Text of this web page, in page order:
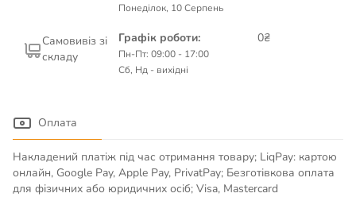
Понеділок, 10 Серпень
Самовивіз зі
складу
Графік роботи:
Пн-Пт: 09:00 - 17:00
Сб, Нд - вихідні
0₴
Оплата
Накладений платіж під час отримання товару; LiqPay: картою
онлайн, Google Pay, Apple Pay, PrivatPay; Безготівкова оплата
для фізичних або юридичних осіб; Visa, Mastercard